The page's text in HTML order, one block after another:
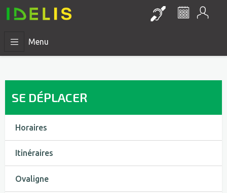
Lien vers la
Le
Menu
SE DÉPLACER
Horaires
Itinéraires
Ovaligne